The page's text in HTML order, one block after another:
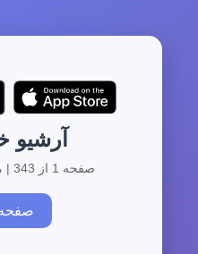
آرشیو
صفحه 1 از 343 | مجموع 3425 آرشیو